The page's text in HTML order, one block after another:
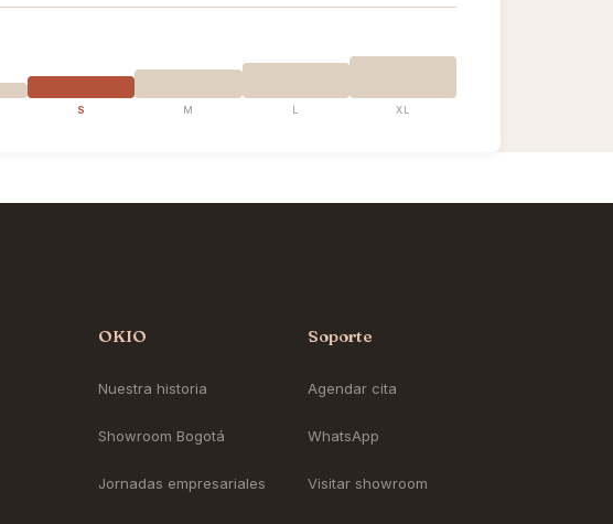
S M L XL
OKIO
Nuestra historia
Showroom Bogotá
Jornadas empresariales
Soporte
Agendar cita
WhatsApp
Visitar showroom